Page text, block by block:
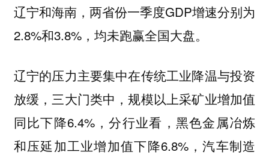
辽宁和海南，两省份一季度GDP增速分别为
2.8%和3.8%，均未跑赢全国大盘。
辽宁的压力主要集中在传统工业降温与投资
放缓，三大门类中，规模以上采矿业增加值
同比下降6.4%，分行业看，黑色金属冶炼
和压延加工业增加值下降6.8%，汽车制造